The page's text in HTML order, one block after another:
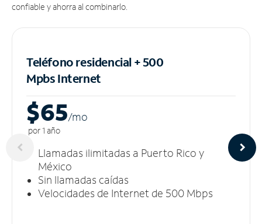
confiable y ahorra al combinarlo.
Teléfono residencial + 500
MpbsInternet
$65/mo
por 1 año
Llamadas ilimitadas a Puerto Rico y
México
Sin llamadas caídas
Velocidades de Internet de 500 Mbps